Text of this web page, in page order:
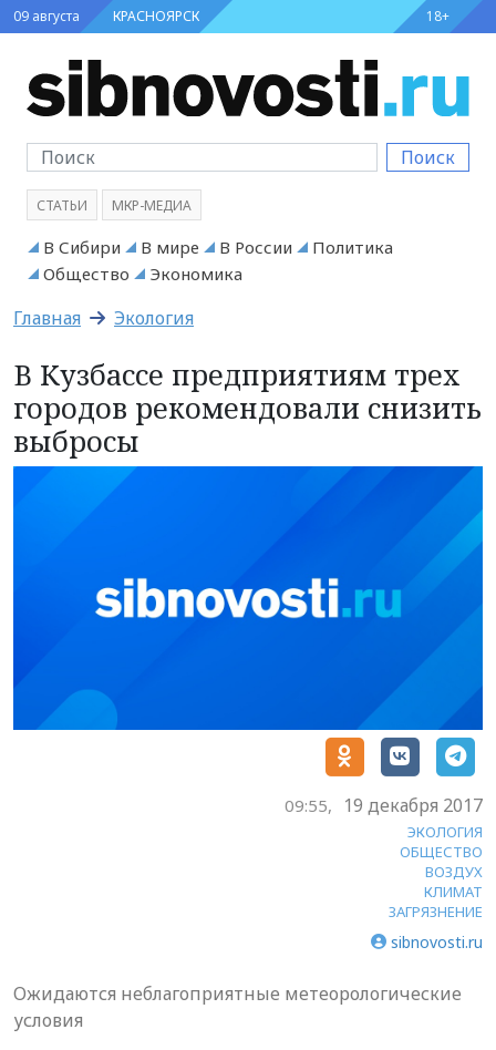
09 августа КРАСНОЯРСК 18+
Поиск
СТАТЬИ МКР-МЕДИА
В Сибири В мире В России
Политика
Общество
Экономика
Главная Экология
В Кузбассе предприятиям трех
городов рекомендовали снизить
выбросы
09:55, 19 декабря 2017
ЭКОЛОГИЯ
ОБЩЕСТВО
ВОЗДУХ
КЛИМАТ
ЗАГРЯЗНЕНИЕ
sibnovosti.ru
Ожидаются неблагоприятные метеорологические
условия